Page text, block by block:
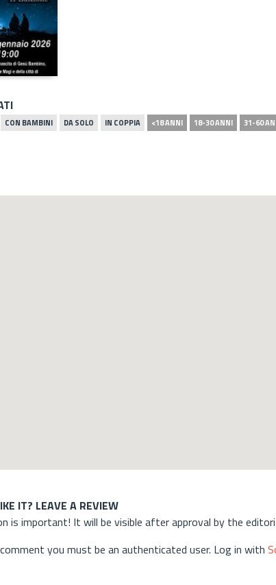
CON BAMBINI DA SOLO IN COPPIA <18 ANNI 18-30 ANNI 31-60
IT? LEAVE A REVIEW
is important! It will be visible after approval by the
you must be an authenticated user. Log in with